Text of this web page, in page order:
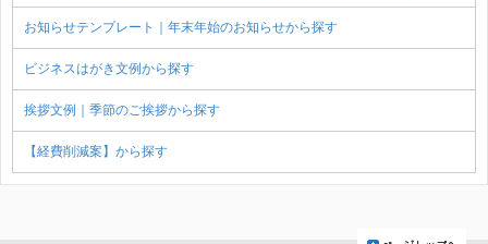
お知らせテンプレート｜年末年始のお知らせから探す
ビジネスはがき文例から探す
挨拶文例｜季節のご挨拶から探す
【経費削減案】から探す